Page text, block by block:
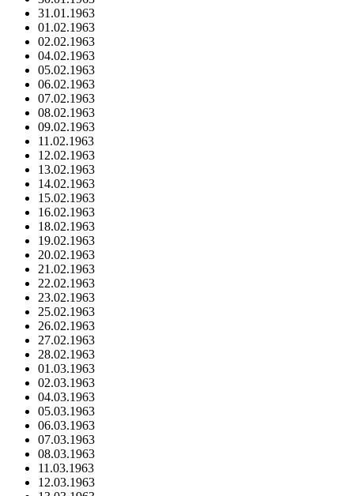
31.01.1963
01.02.1963
02.02.1963
04.02.1963
05.02.1963
06.02.1963
07.02.1963
08.02.1963
09.02.1963
11.02.1963
12.02.1963
13.02.1963
14.02.1963
15.02.1963
16.02.1963
18.02.1963
19.02.1963
20.02.1963
21.02.1963
22.02.1963
23.02.1963
25.02.1963
26.02.1963
27.02.1963
28.02.1963
01.03.1963
02.03.1963
04.03.1963
05.03.1963
06.03.1963
07.03.1963
08.03.1963
11.03.1963
12.03.1963